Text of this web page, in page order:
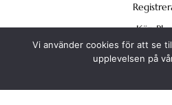
Köp Plus
Vi använder cookies för att se
upplevelsen på